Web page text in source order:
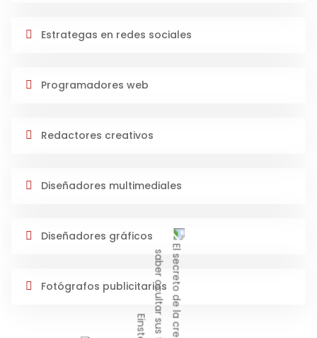
Estrategas en redes sociales
Programadores web
Redactores creativos
Diseñadores multimediales
Diseñadores gráficos
Fotógrafos publicitarios